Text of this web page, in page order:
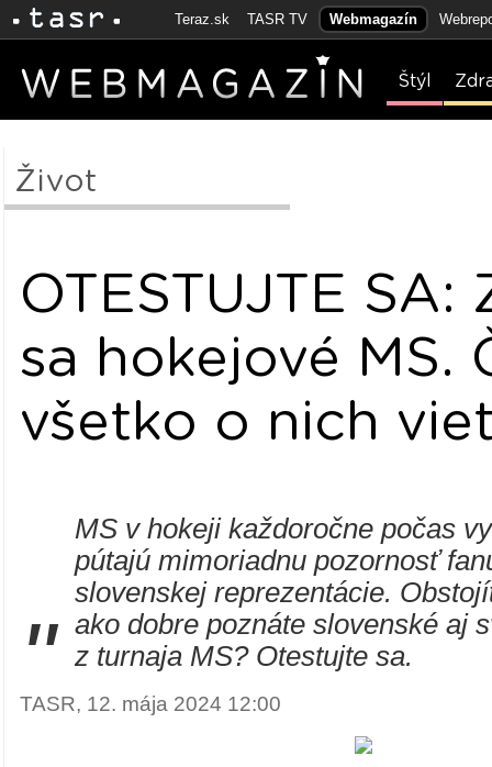
Teraz.sk TASR TV Webmagazín
Štýl
Život
OTESTUJTE SA:
sa hokejové MS.
všetko o nich
"
MS v hokeji každoročne počas
pútajú mimoriadnu pozornosť
slovenskej reprezentácie.
ako dobre poznáte slovenské aj
z turnaja MS? Otestujte sa.
TASR, 12. mája 2024 12:00